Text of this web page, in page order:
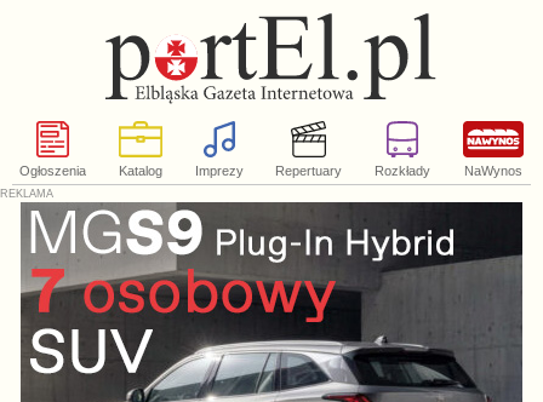
Ogłoszenia Katalog Imprezy Repertuary Rozkłady NaWynos